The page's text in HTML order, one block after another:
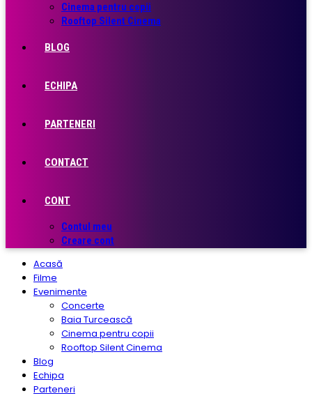
Cinema pentru copii
Rooftop Silent Cinema
BLOG
ECHIPA
PARTENERI
CONTACT
CONT
Contul meu
Creare cont
Acasă
Filme
Evenimente
Concerte
Baia Turcească
Cinema pentru copii
Rooftop Silent Cinema
Blog
Echipa
Parteneri